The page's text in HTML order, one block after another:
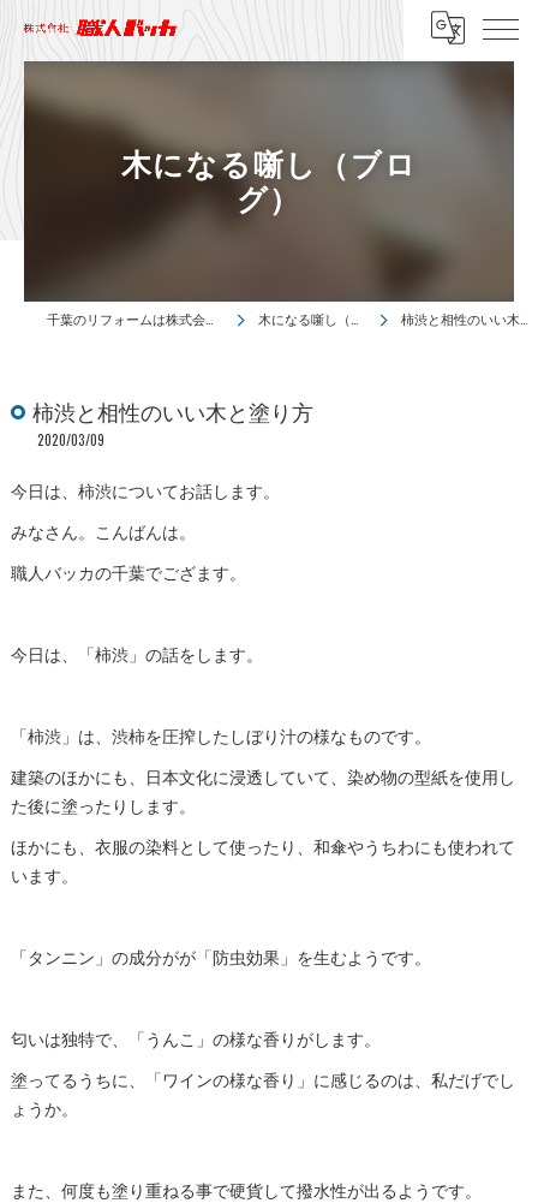
木になる噺し（ブロ
グ）
千葉のリフォームは株式会社職人バッカ 木になる噺し（ブログ） 柿渋と相性のいい木と塗り方
柿渋と相性のいい木と塗り方
2020/03/09
今日は、柿渋についてお話します。
みなさん。こんばんは。
職人バッカの千葉でござます。
今日は、「柿渋」の話をします。
「柿渋」は、渋柿を圧搾したしぼり汁の様なものです。
建築のほかにも、日本文化に浸透していて、染め物の型紙を使用し
た後に塗ったりします。
ほかにも、衣服の染料として使ったり、和傘やうちわにも使われて
います。
「タンニン」の成分がが「防虫効果」を生むようです。
匂いは独特で、「うんこ」の様な香りがします。
塗ってるうちに、「ワインの様な香り」に感じるのは、私だげでし
ょうか。
また、何度も塗り重ねる事で硬貨して撥水性が出るようです。